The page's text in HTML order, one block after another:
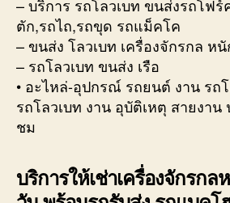
– บริการ รถโลวเบท ขนส่งรถโฟ
ตัก,รถไถ,รถขุด รถแม็คโค
– ขนส่ง โลวเบท เครื่องจักรกล ห
– รถโลวเบท ขนส่ง เรือ
• อะไหล่-อุปกรณ์ รถยนต์ งาน รถ
รถโลวเบท งาน อุบัติเหตุ สายงา
ชม
บริการให้เช่าเครื่องจักรก